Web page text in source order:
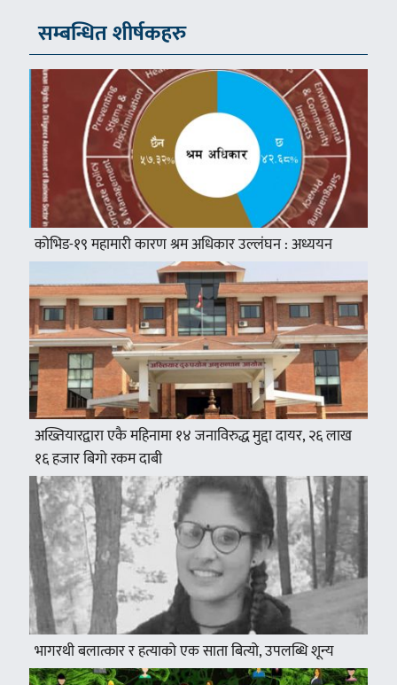
सम्बन्धित शीर्षकहरु
कोभिड-१९ महामारी कारण श्रम अधिकार उल्लंघन : अध्ययन
अख्तियारद्वारा एकै महिनामा १४ जनाविरुद्ध मुद्दा दायर, २६ लाख
१६ हजार बिगो रकम दाबी
भागरथी बलात्कार र हत्याको एक साता बित्यो, उपलब्धि शून्य